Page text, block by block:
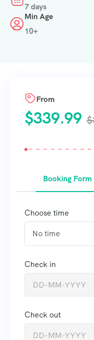
7 days
Min Age
10+
From
$339.99 $
Booking Form
Choose time
Check in
Check out